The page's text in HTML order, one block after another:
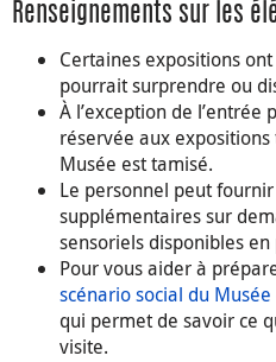
Renseignements sur les
Certaines expositions
pourrait surprendre ou
À l’exception de
réservée aux
Musée est tamisé.
Le personnel peut
supplémentaires sur
sensoriels disponibles en
Pour vous aider à
scénario social du
qui permet de savoir ce
visite.